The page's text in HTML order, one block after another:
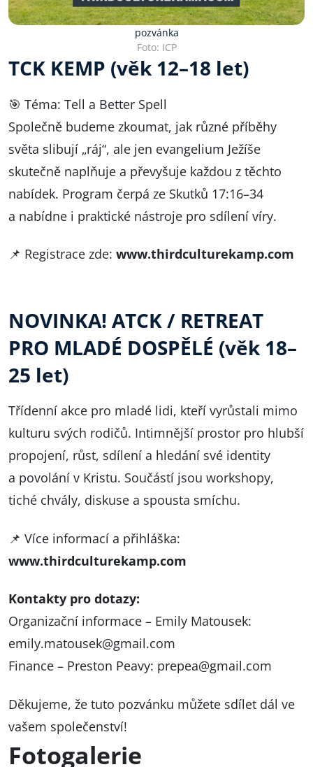
pozvánka
Foto: ICP
TCK KEMP (věk 12–18 let)
🎯 Téma: Tell a Better Spell
Společně budeme zkoumat, jak různé příběhy
světa slibují „ráj“, ale jen evangelium Ježíše
skutečně naplňuje a převyšuje každou z těchto
nabídek. Program čerpá ze Skutků 17:16–34
a nabídne i praktické nástroje pro sdílení víry.
📌 Registrace zde: www.thirdculturekamp.com
NOVINKA! ATCK / RETREAT
PRO MLADÉ DOSPĚLÉ (věk 18–
25 let)
Třídenní akce pro mladé lidi, kteří vyrůstali mimo
kulturu svých rodičů. Intimnější prostor pro hlubší
propojení, růst, sdílení a hledání své identity
a povolání v Kristu. Součástí jsou workshopy,
tiché chvály, diskuse a spousta smíchu.
📌 Více informací a přihláška:
www.thirdculturekamp.com
Kontakty pro dotazy:
Organizační informace – Emily Matousek:
emily.matousek@gmail.com
Finance – Preston Peavy: prepea@gmail.com
Děkujeme, že tuto pozvánku můžete sdílet dál ve
vašem společenství!
Fotogalerie